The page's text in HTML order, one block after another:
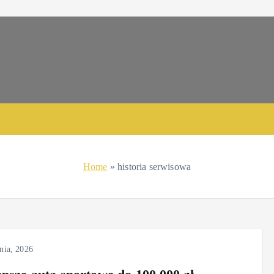
Home »historia serwisowa
2026